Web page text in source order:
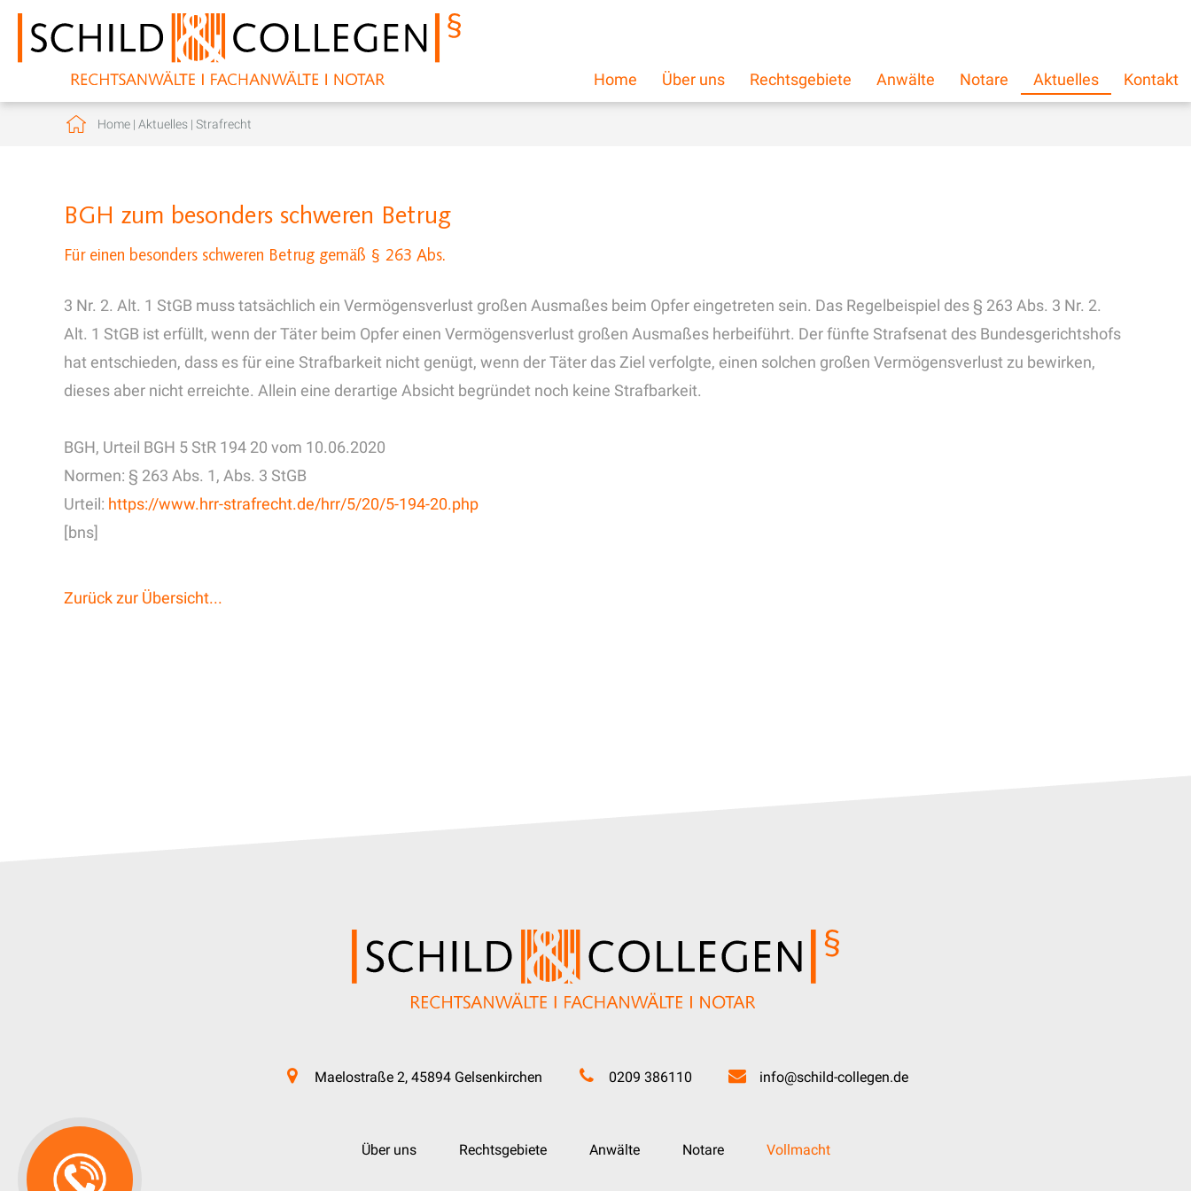
Home Über uns Rechtsgebiete Anwälte Notare Aktuelles Kontakt
Home| Aktuelles| Strafrecht
BGH zum besonders schweren Betrug
Für einen besonders schweren Betrug gemäß § 263 Abs.
3 Nr. 2. Alt. 1 StGB muss tatsächlich ein Vermögensverlust großen Ausmaßes beim Opfer eingetreten sein. Das Regelbeispiel des § 263 Abs. 3 Nr. 2.
Alt. 1 StGB ist erfüllt, wenn der Täter beim Opfer einen Vermögensverlust großen Ausmaßes herbeiführt. Der fünfte Strafsenat des Bundesgerichtshofs
hat entschieden, dass es für eine Strafbarkeit nicht genügt, wenn der Täter das Ziel verfolgte, einen solchen großen Vermögensverlust zu bewirken,
dieses aber nicht erreichte. Allein eine derartige Absicht begründet noch keine Strafbarkeit.
BGH, Urteil BGH 5 StR 194 20 vom 10.06.2020
Normen: § 263 Abs. 1, Abs. 3 StGB
Urteil: https://www.hrr-strafrecht.de/hrr/5/20/5-194-20.php
[bns]
Zurück zur Übersicht...
Maelostraße 2, 45894 Gelsenkirchen 0209 386110 info@schild-collegen.de
Über uns Rechtsgebiete Anwälte Notare Vollmacht